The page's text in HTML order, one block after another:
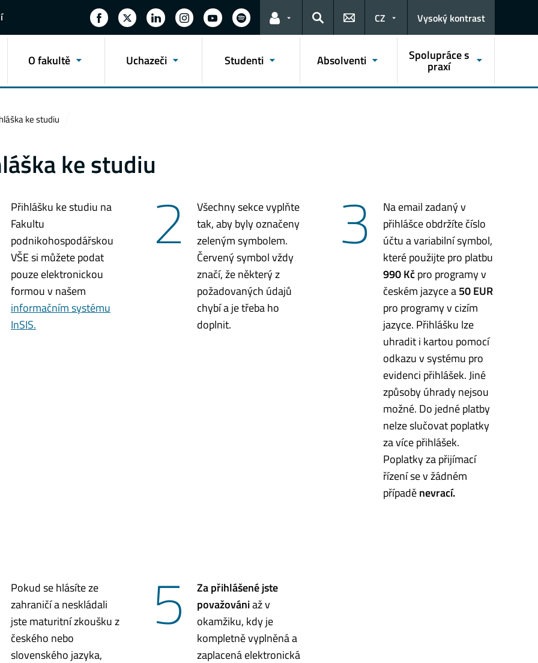
Odkazy pro uživatele
Hledat
CZ Vysoký kontrast
O fakultě Uchazeči Studenti Absolventi Spolupráce s
praxí
ke studiu
ke studiu
Přihlášku ke studiu na
Fakultu
podnikohospodářskou
VŠE si můžete podat
pouze elektronickou
formou v našem
informačním systému
InSIS.
2
Všechny sekce vyplňte
tak, aby byly označeny
zeleným symbolem.
Červený symbol vždy
značí, že některý z
požadovaných údajů
chybí a je třeba ho
doplnit.
3
Na email zadaný v
přihlášce obdržíte číslo
účtu a variabilní symbol,
které použijte pro platbu
990 Kčpro programy v
českém jazyce a50 EUR
pro programy v cizím
jazyce. Přihlášku lze
uhradit i kartou pomocí
odkazu v systému pro
evidenci přihlášek. Jiné
způsoby úhrady nejsou
možné. Do jedné platby
nelze slučovat poplatky
za více přihlášek.
Poplatky za přijímací
řízení se v žádném
případěnevrací.
Pokud se hlásíte ze
zahraničí a neskládali
jste maturitní zkoušku z
českého nebo
slovenského jazyka,
5
Za přihlášené jste
považovániaž v
okamžiku, kdy je
kompletně vyplněná a
zaplacená elektronická